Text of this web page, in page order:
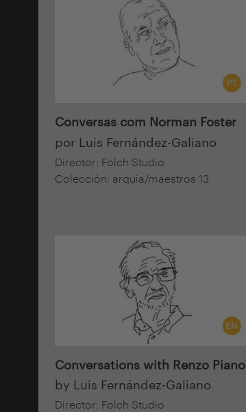
Conversas com Norman Foster
por Luis Fernández-Galiano
Director: Folch Studio
Colección: arquia/maestros 13
Conversations with Renzo Piano
by Luis Fernández-Galiano
Director: Folch Studio